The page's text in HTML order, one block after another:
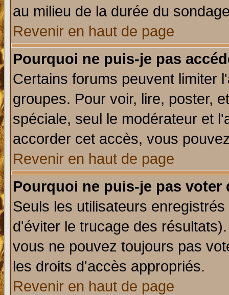
au milieu de la durée du
Revenir en haut de page
Pourquoi ne puis-je pas
Certains forums peuvent limiter
groupes. Pour voir, lire, poster,
spéciale, seul le modérateur et
accorder cet accès, vous
Revenir en haut de page
Pourquoi ne puis-je pas voter
Seuls les utilisateurs
d'éviter le trucage des
vous ne pouvez toujours pas
les droits d'accès appropriés.
Revenir en haut de page